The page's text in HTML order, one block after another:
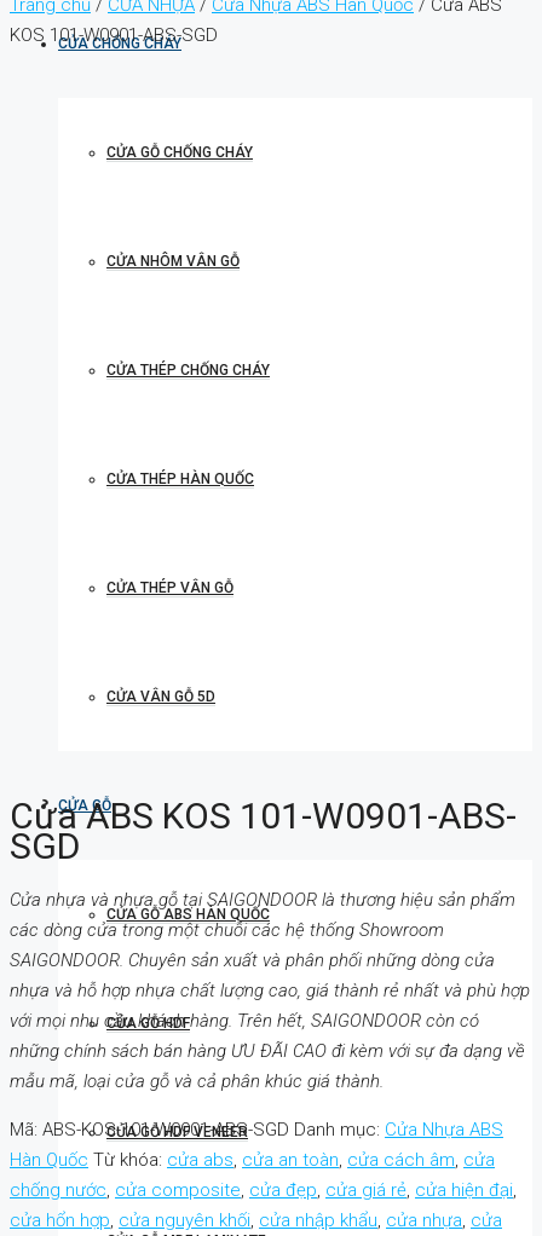
CỬA CHỐNG CHÁY
CỬA GỖ CHỐNG CHÁY
CỬA NHÔM VÂN GỖ
CỬA THÉP CHỐNG CHÁY
CỬA THÉP HÀN QUỐC
CỬA THÉP VÂN GỖ
CỬA VÂN GỖ 5D
CỬA GỖ
CỬA GỖ ABS HÀN QUỐC
CỬA GỖ HDF
CỬA GỖ HDF VENEER
Trang chủ / CỬA NHỰA / Cửa Nhựa ABS Hàn Quốc / Cửa ABS
KOS 101-W0901-ABS-SGD
Cửa ABS KOS 101-W0901-ABS-
SGD
Cửa nhựa và nhựa gỗ tại SAIGONDOOR là thương hiệu sản phẩm
các dòng cửa trong một chuỗi các hệ thống Showroom
SAIGONDOOR. Chuyên sản xuất và phân phối những dòng cửa
nhựa và hỗ hợp nhựa chất lượng cao, giá thành rẻ nhất và phù hợp
với mọi nhu cầu khách hàng. Trên hết, SAIGONDOOR còn có
những chính sách bán hàng ƯU ĐÃI CAO đi kèm với sự đa dạng về
mẫu mã, loại cửa gỗ và cả phân khúc giá thành.
Mã: ABS-KOS-101-W0901-ABS-SGD Danh mục: Cửa Nhựa ABS
Hàn Quốc Từ khóa: cửa abs, cửa an toàn, cửa cách âm, cửa
chống nước, cửa composite, cửa đẹp, cửa giá rẻ, cửa hiện đại,
cửa hổn hợp, cửa nguyên khối, cửa nhập khẩu, cửa nhựa, cửa